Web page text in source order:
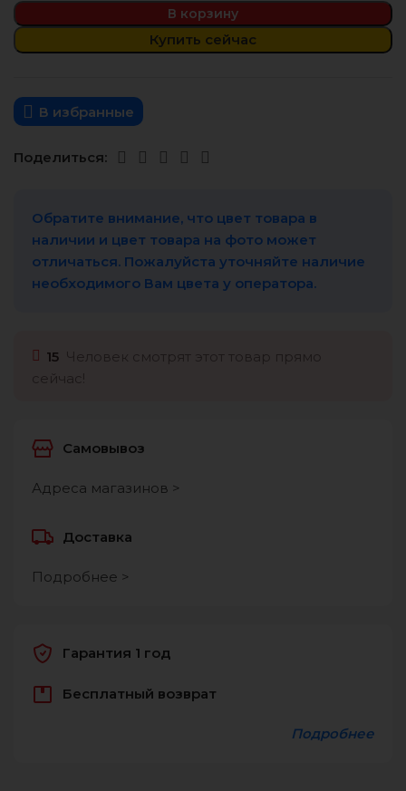
В корзину
Купить сейчас
В избранные
Поделиться:
Обратите внимание, что цвет товара в
наличии и цвет товара на фото может
отличаться. Пожалуйста уточняйте наличие
необходимого Вам цвета у оператора.
15
Самовывоз
Адреса магазинов >
Доставка
Подробнее >
Гарантия 1 год
Бесплатный возврат
Подробнее